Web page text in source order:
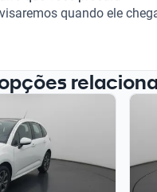
quando ele